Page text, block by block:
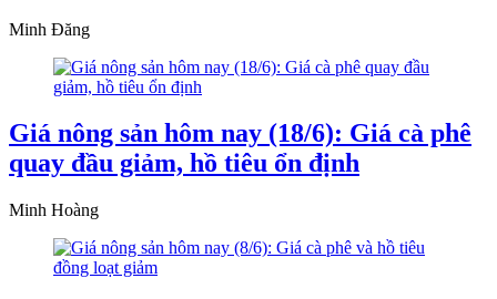
Minh Đăng
Giá nông sản hôm nay (18/6): Giá cà phê
quay đầu giảm, hồ tiêu ổn định
Minh Hoàng